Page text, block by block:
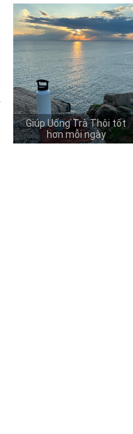
Giúp Uống Trà Thôi tốt
hơn mỗi ngày